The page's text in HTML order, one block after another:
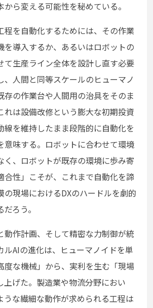
ら変える可能性を秘めている。
程を自動化するためには、その作業
を導入するか、あるいはロボットの
て生産ライン全体を設計し直す必要
、人間と同等スケールのヒューマノ
存の作業台や人間用の治具をそのま
れは設備改修という膨大な初期投資
線を維持したまま段階的に自動化を
意味する。ロボットに合わせて環境
く、ロボットが既存の環境に歩み寄
合性」こそが、これまで自動化を諦
の現場におけるDXのハードルを劇的
ろう。
動作計画、そして精密な力制御が統
ルAIの進化は、ヒューマノイドを単
度な機械」から、実利を生む「現場
上げた。製造業や物流分野におい
うな繊細な動作が求められる工程は